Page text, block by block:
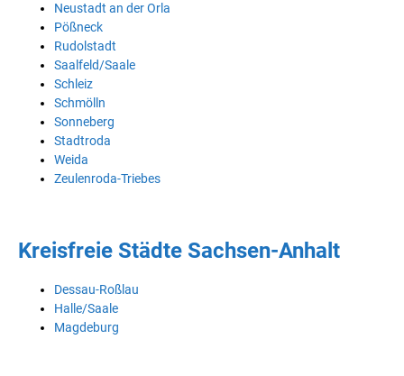
Neustadt an der Orla
Pößneck
Rudolstadt
Saalfeld/Saale
Schleiz
Schmölln
Sonneberg
Stadtroda
Weida
Zeulenroda-Triebes
Kreisfreie Städte Sachsen-Anhalt
Dessau-Roßlau
Halle/Saale
Magdeburg